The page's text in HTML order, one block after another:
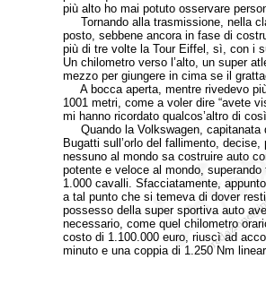
più alto ho mai potuto osservare
Tornando alla trasmissione, nella
posto, sebbene ancora in fase di
più di tre volte la Tour Eiffel, sì, con i
Un chilometro verso l’alto, un super
mezzo per giungere in cima se il
A bocca aperta, mentre rivedevo
1001 metri, come a voler dire “avete
mi hanno ricordato qualcos’altro di
Quando la Volkswagen, capitanata
Bugatti sull’orlo del fallimento,
nessuno al mondo sa costruire auto
potente e veloce al mondo,
1.000 cavalli. Sfacciatamente,
a tal punto che si temeva di dover
possesso della super sportiva auto
necessario, come quel chilometro
costo di 1.100.000 euro, riuscì ad
minuto e una coppia di 1.250 Nm